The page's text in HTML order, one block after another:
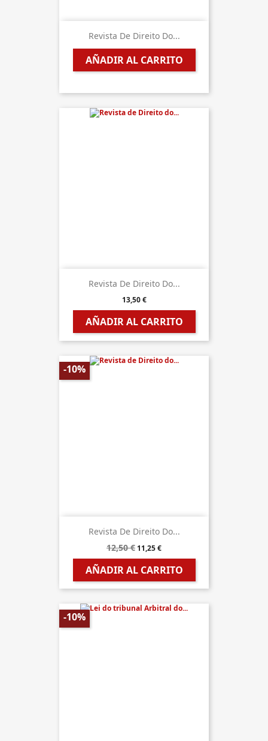
Revista De Direito Do...
AÑADIR AL CARRITO
Revista De Direito Do...
13,50 €
AÑADIR AL CARRITO
Revista De Direito Do...
12,50 € 11,25 €
AÑADIR AL CARRITO
-10%
-10%